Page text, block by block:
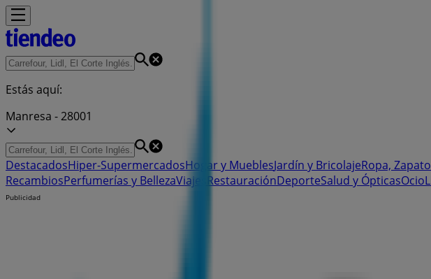
Estás aquí:
Manresa - 28001
DestacadosHiper-SupermercadosHogar y MueblesJardín y BricolajeRopa,
RecambiosPerfumerías y BellezaViajes RestauraciónDeporteSalud y ÓpticasOcio
Publicidad